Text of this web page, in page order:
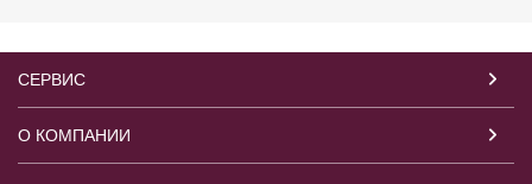
СЕРВИС
О КОМПАНИИ